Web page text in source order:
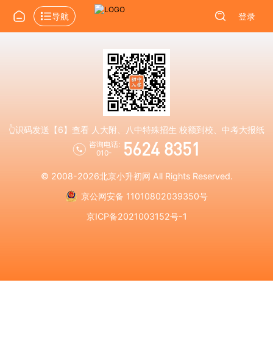
导航 登录
👆识码发送【6】查看 人大附、八中特殊招生 校额到校、中考大报纸
咨询电话:
010-
5624 8351
© 2008-2026北京小升初网 All Rights Reserved.
京公网安备 11010802039350号
京ICP备2021003152号-1